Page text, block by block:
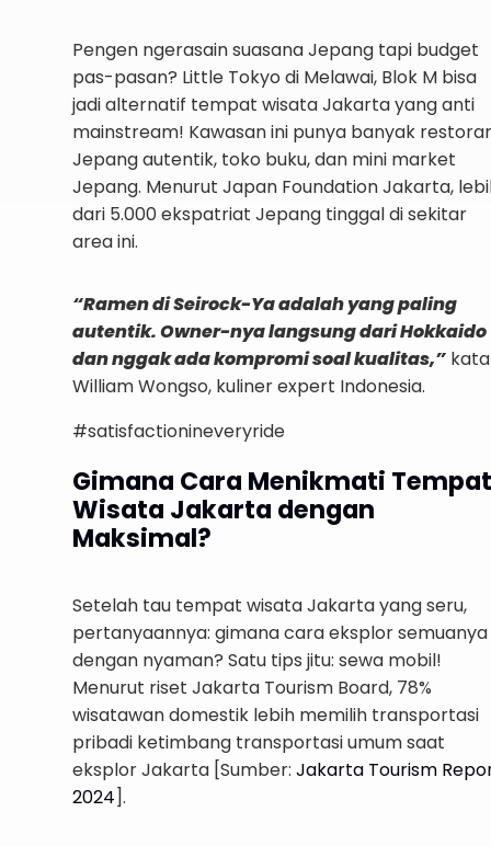
Pengen ngerasain suasana Jepang tapi budget
pas-pasan? Little Tokyo di Melawai, Blok M bisa
jadi alternatif tempat wisata Jakarta yang anti
mainstream! Kawasan ini punya banyak
Jepang autentik, toko buku, dan mini market
Jepang. Menurut Japan Foundation Jakarta,
dari 5.000 ekspatriat Jepang tinggal di sekitar
area ini.
“Ramen di Seirock-Ya adalah yang paling
autentik. Owner-nya langsung dari Hokkaido
dan nggak ada kompromi soal kualitas,” kata
William Wongso, kuliner expert Indonesia.
#satisfactionineveryride
Gimana Cara Menikmati Tempat
Wisata Jakarta dengan
Maksimal?
Setelah tau tempat wisata Jakarta yang seru,
pertanyaannya: gimana cara eksplor semuanya
dengan nyaman? Satu tips jitu: sewa mobil!
Menurut riset Jakarta Tourism Board, 78%
wisatawan domestik lebih memilih transportasi
pribadi ketimbang transportasi umum saat
eksplor Jakarta [Sumber: Jakarta Tourism
2024].